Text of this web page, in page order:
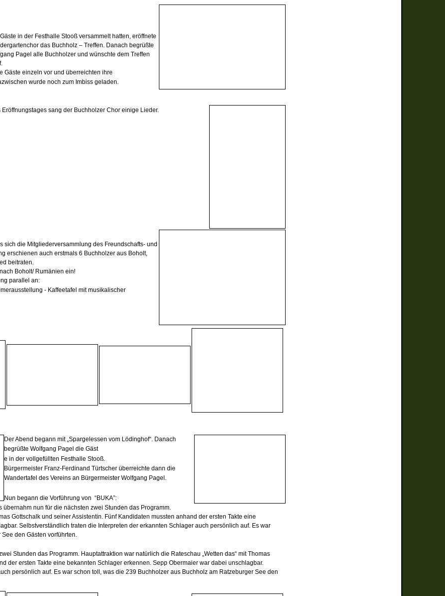
in der Festhalle Stooß versammelt hatten, eröffnete
das Buchholz – Treffen. Danach begrüßte
Pagel alle Buchholzer und wünschte dem Treffen
Gäste einzeln vor und überreichten ihre
wurde nochzum Imbiss geladen.
Eröffnungstages sang der Buchholzer Chor einige Lieder.
sich die Mitgliederversammlung des Freundschafts- und
erschienen auch erstmals 6 Buchholzer aus Boholt,
beitraten.
Boholt/ Rumänien ein!
parallel an:
- Kaffeetafel mit musikalischer
Der Abend begann mit „Spargelessen vom Lödinghof“. Danach
begrüßteWolfgang Pagel die Gäst
e in der vollgefüllten Festhalle Stooß.
Bürgermeister Franz-Ferdinand Türtscher überreichte dann die
Wandertafel des Vereins an Bürgermeister Wolfgang Pagel.
Nun begann die Vorführung von “BUKA”:
übernahm nun für die nächsten zwei Stunden das Programm.
Gottschalk und seiner Assistentin. Fünf Kandidaten mussten anhand der ersten Takte eine
Selbstverständlich traten die Interpreten der erkannten Schlager auch persönlich auf. Es war
den Gästen vorführten.
Stunden das Programm. Hauptattraktion war natürlich die Rateschau „Wetten das“ mit Thomas
der ersten Takte eine bekannten Schlager erkennen. Sepp Obermaier war dabei unschlagbar.
persönlich auf. Es war schon toll, was die 239 Buchholzer aus Buchholz am Ratzeburger See den